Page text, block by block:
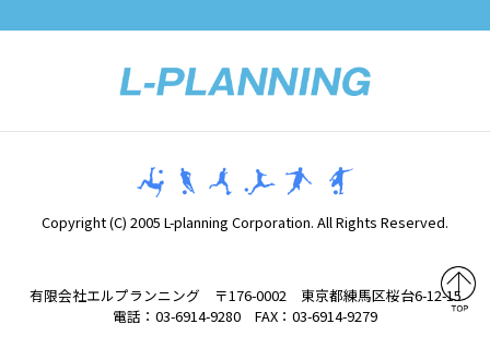
Copyright (C) 2005 L-planning Corporation. All Rights Reserved.
有限会社エルプランニング 〒176-0002 東京都練馬区桜台6-12-15
電話：03-6914-9280 FAX：03-6914-9279